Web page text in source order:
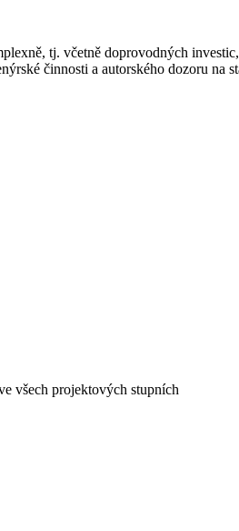
tj. včetně doprovodných
činnosti a autorského dozoru
všech projektových stupních